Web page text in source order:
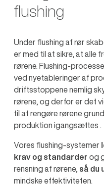
flushing
Under flushing af rør
er med til at sikre, at alle
rørene. Flushing-
ved nyetableringer af
driftsstoppene nemlig
rørene, og derfor er det
til at rengøre rørene
produktion igangsættes .
Vores flushing-systemer
krav og standarderog
rensning af rørene, så du
mindske effektiviteten.